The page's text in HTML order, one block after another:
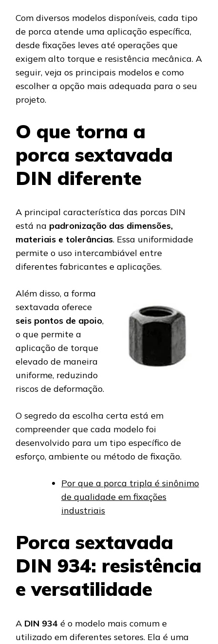
Com diversos modelos disponíveis, cada tipo
de porca atende uma aplicação específica,
desde fixações leves até operações que
exigem alto torque e resistência mecânica. A
seguir, veja os principais modelos e como
escolher a opção mais adequada para o seu
projeto.
O que torna a
porca sextavada
DIN diferente
A principal característica das porcas DIN
está na padronização das dimensões,
materiais e tolerâncias. Essa uniformidade
permite o uso intercambiável entre
diferentes fabricantes e aplicações.
Além disso, a forma
sextavada oferece
seis pontos de apoio,
o que permite a
aplicação de torque
elevado de maneira
uniforme, reduzindo
riscos de deformação.
O segredo da escolha certa está em
compreender que cada modelo foi
desenvolvido para um tipo específico de
esforço, ambiente ou método de fixação.
Por que a porca tripla é sinônimo
de qualidade em fixações
industriais
Porca sextavada
DIN 934: resistência
e versatilidade
A DIN 934 é o modelo mais comum e
utilizado em diferentes setores. Ela é uma